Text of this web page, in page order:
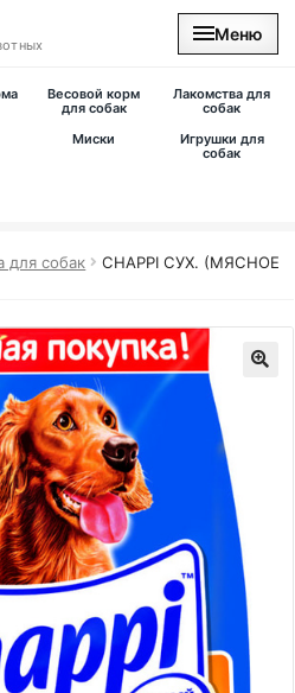
Меню
Весовой корм
для собак
Лакомства для
собак
Миски
Игрушки для
собак
для собак
CHAPPI СУХ. (МЯСНОЕ